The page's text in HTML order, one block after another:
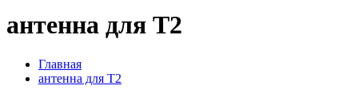
антенна для Т2
Главная
антенна для Т2